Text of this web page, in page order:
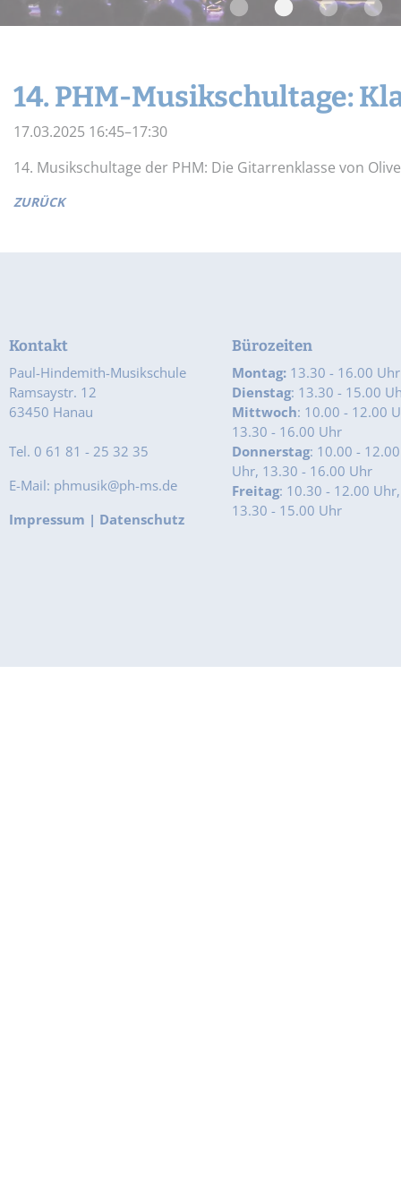
WiderrufsbelehrungSchnupper-
14. PHM-Musikschultage:
17.03.2025 16:45–17:30
14. Musikschultage der PHM: Die Gitarrenklasse von
ZURÜCK
Kontakt
Paul-Hindemith-Musikschule
Ramsaystr. 12
63450 Hanau
Tel. 0 61 81 - 25 32 35
E-Mail: phmusik@ph-ms.de
Impressum | Datenschutz
Bürozeiten
Montag:13.30 - 16.00 Uhr
Dienstag: 13.30 - 15.00
Mittwoch: 10.00 - 12.00
13.30 - 16.00 Uhr
Donnerstag: 10.00 - 12.00
Uhr, 13.30 - 16.00 Uhr
Freitag: 10.30 - 12.00 Uhr,
13.30 - 15.00 Uhr